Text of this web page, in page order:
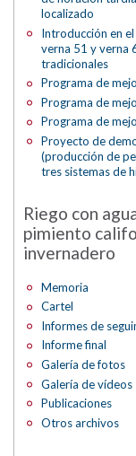
localizado
Introducción en
verna 51 y verna
tradicionales
Programa de
Programa de
Programa de
Proyecto de
(producción de
tres sistemas de
Riego con
pimiento
invernadero
Memoria
Cartel
Informes de
Informe final
Galería de fotos
Galería de vídeos
Publicaciones
Otros archivos